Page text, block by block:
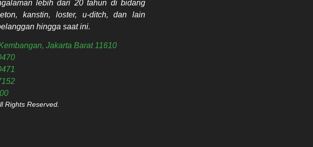
lebih dari 20 tahun di bidang
kanstin, loster, u-ditch, dan lain
hingga saat ini.
Jakarta Barat 11610
Rights Reserved.